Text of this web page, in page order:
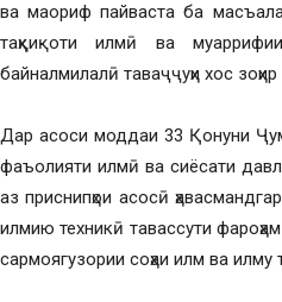
ва маориф пайваста ба
таҳқиқоти илмӣ ва
байналмилалӣ таваҷҷуҳи хос
Дар асоси моддаи 33 Қонуни
фаъолияти илмӣ ва сиёсати
аз приснипҳои асосӣ
илмию техникӣ тавассути
сармоягузории соҳаи илм ва илму